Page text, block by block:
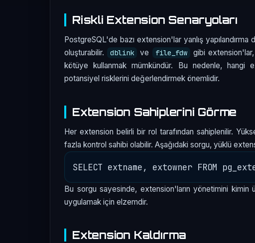
Riskli Extension Senaryoları
PostgreSQL'de bazı extension'lar yanlış
oluşturabilir.
dblink ve file_fdw
gibi
kötüye kullanmak mümkündür. Bu nedenle, hangi
potansiyel risklerini değerlendirmek önemlidir.
Extension Sahiplerini Görme
Her extension belirli bir rol tarafından sahiplenilir.
fazla kontrol sahibi olabilir. Aşağıdaki sorgu, yüklü
Bu sorgu sayesinde, extension'ların yönetimini kimin
uygulamak için elzemdir.
Extension Kaldırma